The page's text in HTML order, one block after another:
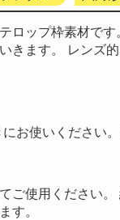
ロップ枠素材で
きます。 レンズ
お使いください
ご使用ください
す。